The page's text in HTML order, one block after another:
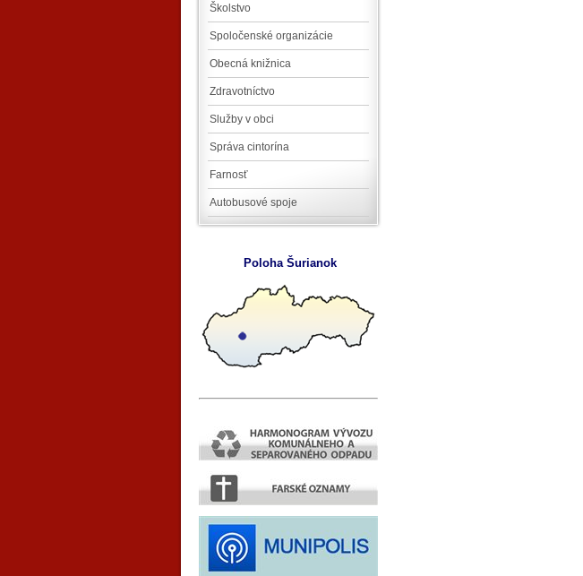
Školstvo
Spoločenské organizácie
Obecná knižnica
Zdravotníctvo
Služby v obci
Správa cintorína
Farnosť
Autobusové spoje
Poloha Šurianok